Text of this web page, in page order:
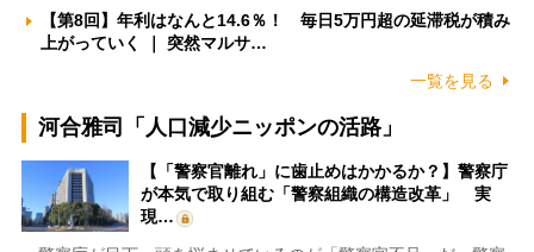
【第8回】年利はなんと14.6％！ 毎日5万円超の延滞税が積み
上がっていく ｜ 突然マルサ…
一覧を見る
河合雅司「人口減少ニッポンの活路」
【「警察官離れ」に歯止めはかかるか？】警察庁
が本気で取り組む「警察組織の構造改革」 実
現…